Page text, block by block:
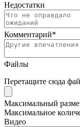
Недостатки
Комментарий*
Файлы
Перетащите сюда
Максимальный
Максимальное
Видео